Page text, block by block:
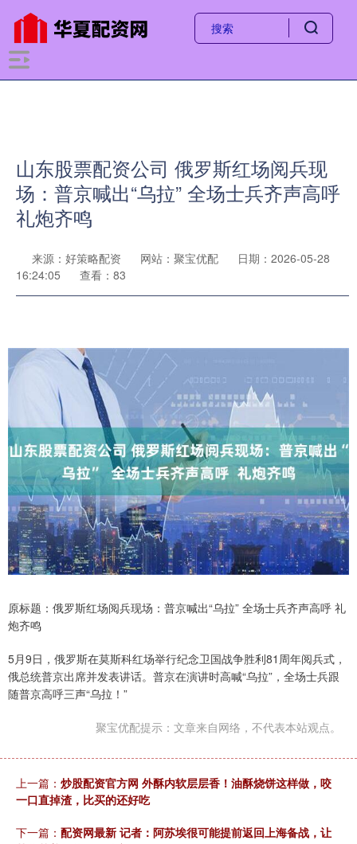
山东股票配资公司 俄罗斯红场阅兵现
场：普京喊出“乌拉” 全场士兵齐声高呼
礼炮齐鸣
来源：好策略配资 网站：聚宝优配
日期：2026-05-28
16:24:05
查看：83
原标题：俄罗斯红场阅兵现场：普京喊出“乌拉” 全场士兵齐声高呼 礼
炮齐鸣
5月9日，俄罗斯在莫斯科红场举行纪念卫国战争胜利81周年阅兵式，
俄总统普京出席并发表讲话。普京在演讲时高喊“乌拉”，全场士兵跟
随普京高呼三声“乌拉！”
聚宝优配提示：文章来自网络，不代表本站观点。
上一篇： 炒股配资官方网 外酥内软层层香！油酥烧饼这样做，咬
一口直掉渣，比买的还好吃
下一篇： 配资网最新 记者：阿苏埃很可能提前返回上海备战，让